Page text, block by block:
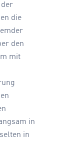
der
die
den
mit
in
in